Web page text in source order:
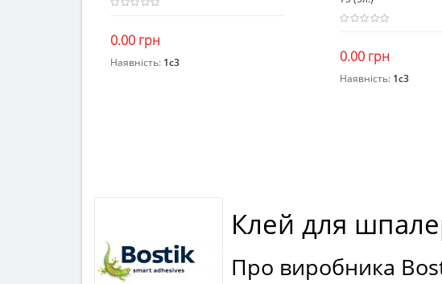
0.00 грн
Наявність: 1c3 0.00 грн
Наявність: 1c3
Клей для
Про виробника